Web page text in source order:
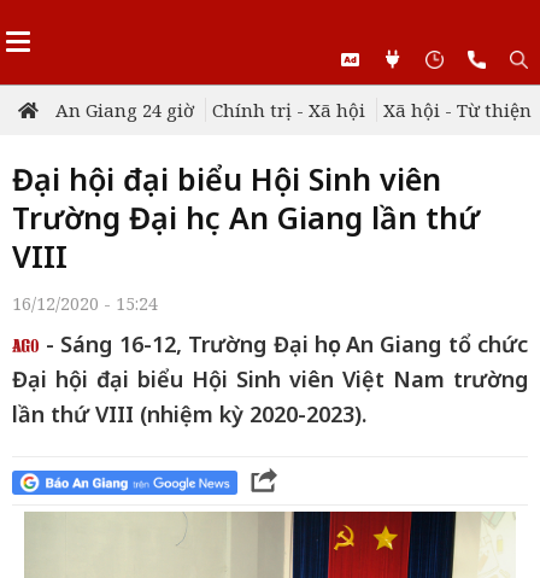
An Giang 24 giờ Chính trị - Xã hội Xã hội - Từ thiện
Đại hội đại biểu Hội Sinh viên
Trường Đại học An Giang lần thứ
VIII
16/12/2020 - 15:24
- Sáng 16-12, Trường Đại học An Giang tổ chức
Đại hội đại biểu Hội Sinh viên Việt Nam trường
lần thứ VIII (nhiệm kỳ 2020-2023).